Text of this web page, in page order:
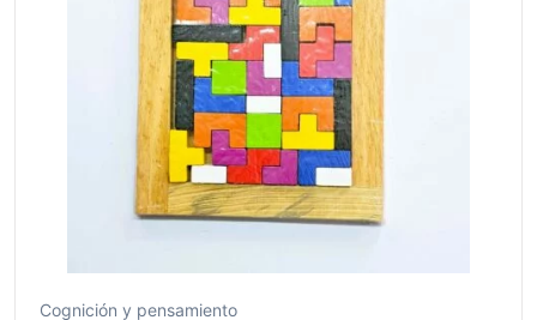
Cognición y pensamiento